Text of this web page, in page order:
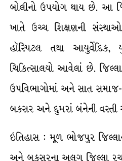
બોલીનો ઉપયોગ થાય છે. આ
ખાતે ઉચ્ચ શિક્ષણની
હૉસ્પિટલ તથા આયુર્વેદિક,
ચિકિત્સાલયો આવેલાં છે.
ઉપવિભાગોમાં અને સાત
બકસર અને દુમરાં બંનેની
ઇતિહાસ : મૂળ ભોજપુર
અને બકસરના અલગ જિલ્લા